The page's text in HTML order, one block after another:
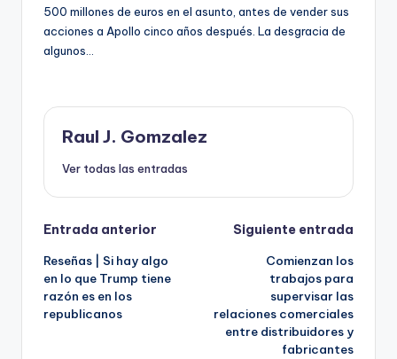
s
e
d
p
a
e
s
t
500 millones de euros en el asunto, antes de vender sus
acciones a Apollo cinco años después. La desgracia de
algunos…
Raul J. Gomzalez
Ver todas las entradas
Navegación
de
entradas
Entrada anterior
Reseñas | Si hay algo
en lo que Trump tiene
razón es en los
republicanos
Siguiente entrada
Comienzan los
trabajos para
supervisar las
relaciones comerciales
entre distribuidores y
fabricantes